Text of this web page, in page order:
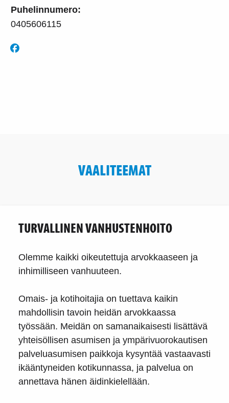
Puhelinnumero:
0405606115
VAALITEEMAT
TURVALLINEN VANHUSTENHOITO
Olemme kaikki oikeutettuja arvokkaaseen ja
inhimilliseen vanhuuteen.
Omais- ja kotihoitajia on tuettava kaikin
mahdollisin tavoin heidän arvokkaassa
työssään. Meidän on samanaikaisesti lisättävä
yhteisöllisen asumisen ja ympärivuorokautisen
palveluasumisen paikkoja kysyntää vastaavasti
ikääntyneiden kotikunnassa, ja palvelua on
annettava hänen äidinkielellään.